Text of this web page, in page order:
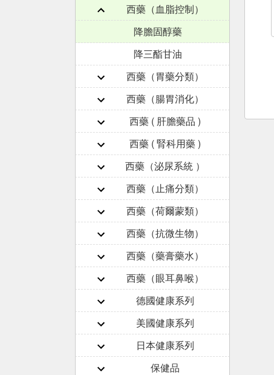
西藥（血脂控制）
降膽固醇藥
降三酯甘油
西藥（胃藥分類）
西藥（腸胃消化）
西藥 ( 肝膽藥品 )
西藥 ( 腎科用藥 )
西藥（泌尿系統 ）
西藥（止痛分類）
西藥（荷爾蒙類）
西藥（抗微生物）
西藥（藥膏藥水）
西藥（眼耳鼻喉）
德國健康系列
美國健康系列
日本健康系列
保健品